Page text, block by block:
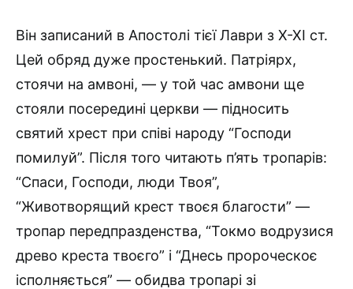
Він записаний в Апостолі тієї Лаври з Х-ХІ ст.
Цей обряд дуже простенький. Патріярх,
стоячи на амвоні, — у той час амвони ще
стояли посередині церкви — підносить
святий хрест при співі народу “Господи
помилуй”. Після того читають п’ять тропарів:
“Спаси, Господи, люди Твоя”,
“Животворящий крест твоєя бла­гости” —
тропар передпразденства, “Токмо водрузися
древо креста твоєго” і “Днесь пророческоє
ісполняється” — обидва тропарі зі